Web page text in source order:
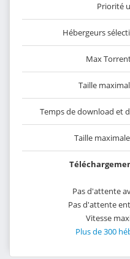
Priorité
Hébergeurs
Max
Taille
Temps de download et
Taille
Pas d'attente
Pas d'attente
Vitesse
Plus de 300